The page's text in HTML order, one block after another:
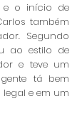
e o início de
também
Segundo
ao estilo de
e teve um
tá bem
e em um